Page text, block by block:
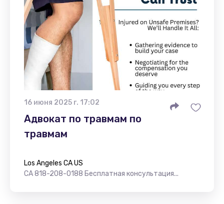
16 июня 2025 г. 17:02
Адвокат по травмам по
травмам
Los Angeles CA US
CA 818-208-0188 Бесплатная консультация...